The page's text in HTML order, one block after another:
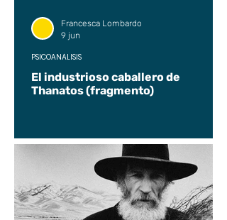
El industrioso caballero de
Thanatos (fragmento)
PSICOANÁLISIS
Francesca Lombardo
9 jun